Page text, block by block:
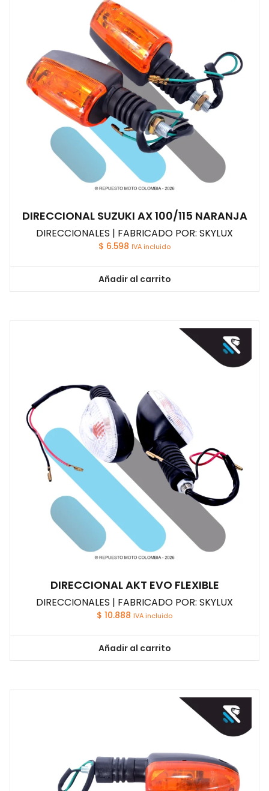
DIRECCIONAL SUZUKI AX 100/115 NARANJA
DIRECCIONALES | FABRICADO POR: SKYLUX
$ 6.598 IVA incluido
Añadir al carrito
DIRECCIONAL AKT EVO FLEXIBLE
DIRECCIONALES | FABRICADO POR: SKYLUX
$ 10.888 IVA incluido
Añadir al carrito